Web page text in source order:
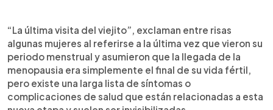
► Escuchar artículo
“La última visita del viejito”, exclaman entre risas
algunas mujeres al referirse a la última vez que vieron su
periodo menstrual y asumieron que la llegada de la
menopausia era simplemente el final de su vida fértil,
pero existe una larga lista de síntomas o
complicaciones de salud que están relacionadas a esta